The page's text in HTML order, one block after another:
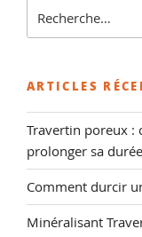
pour
ARTICLES
Travertin poreux :
prolonger sa
Comment durcir
Minéralisant